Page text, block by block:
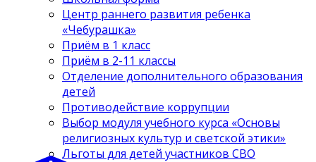
Центр раннего развития ребенка
«Чебурашка»
Приём в 1 класс
Приём в 2-11 классы
Отделение дополнительного образования
детей
Противодействие коррупции
Выбор модуля учебного курса «Основы
религиозных культур и светской этики»
Льготы для детей участников СВО